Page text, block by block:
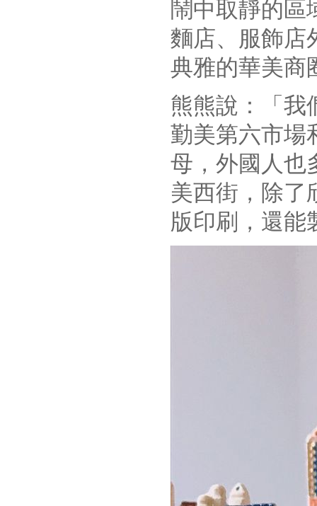
鬧中取靜的區
麵店、服飾店
典雅的華美商
熊熊說：「我
勤美第六市場
母，外國人也
美西街，除了
版印刷，還能